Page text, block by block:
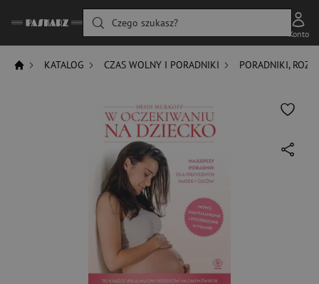
Czego szukasz?
Konto
KATALOG CZAS WOLNY I PORADNIKI PORADNIKI,